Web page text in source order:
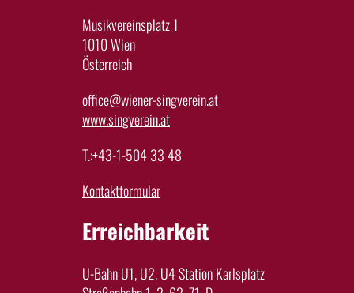
Musikvereinsplatz 1
1010 Wien
Österreich
office@wiener-singverein.at
www.singverein.at
T.:+43-1-504 33 48
Kontaktformular
Erreichbarkeit
U-Bahn U1, U2, U4 Station Karlsplatz